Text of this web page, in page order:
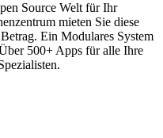
Source Welt für Ihr
mieten Sie diese
Ein Modulares System
500+ Apps für alle Ihre